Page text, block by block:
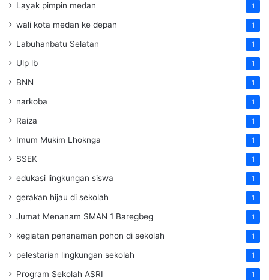
Layak pimpin medan 1
wali kota medan ke depan 1
Labuhanbatu Selatan 1
Ulp lb 1
BNN 1
narkoba 1
Raiza 1
Imum Mukim Lhoknga 1
SSEK 1
edukasi lingkungan siswa 1
gerakan hijau di sekolah 1
Jumat Menanam SMAN 1 Baregbeg 1
kegiatan penanaman pohon di sekolah 1
pelestarian lingkungan sekolah 1
Program Sekolah ASRI 1